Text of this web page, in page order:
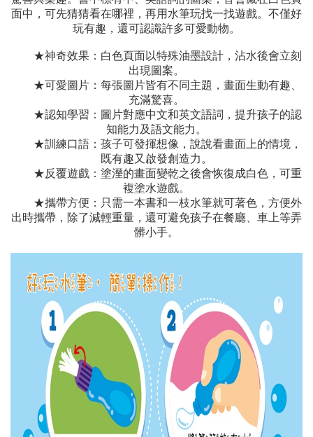
面中，可先猜猜看在哪裡，再用水筆玩找一找遊戲。不僅好
玩有趣，還可認識許多可愛動物。
★神奇效果：白色頁面以特殊油墨設計，沾水後會立刻
出現圖案。
★可愛圖片：每張圖片皆有不同主題，畫面生動有趣、
充滿驚喜。
★認知學習：圖片對應中文和英文語詞，提升孩子的認
知能力及語文能力。
★訓練口語：孩子可發揮想像，說說看畫面上的情境，
既有趣又啟發創造力。
★反覆遊戲：塗溼的畫面變乾之後會恢復成白色，可重
複塗水遊戲。
★攜帶方便：只需一本書和一枝水筆就可著色，方便外
出時攜帶，除了減輕重量，還可避免孩子在餐廳、車上等弄
髒小手。